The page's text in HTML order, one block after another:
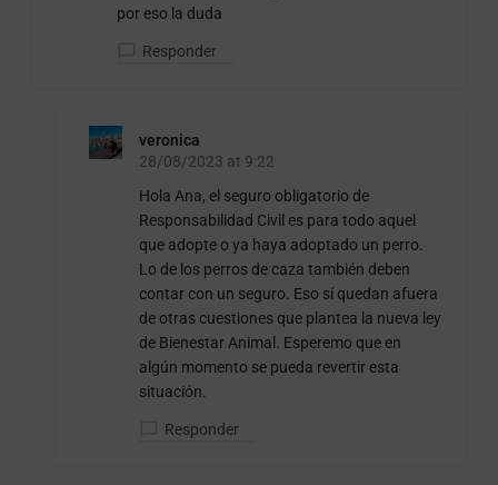
por eso la duda
Responder
veronica
28/08/2023 at 9:22
Hola Ana, el seguro obligatorio de
Responsabilidad Civil es para todo aquel
que adopte o ya haya adoptado un perro.
Lo de los perros de caza también deben
contar con un seguro. Eso sí quedan afuera
de otras cuestiones que plantea la nueva ley
de Bienestar Animal. Esperemo que en
algún momento se pueda revertir esta
situación.
Responder